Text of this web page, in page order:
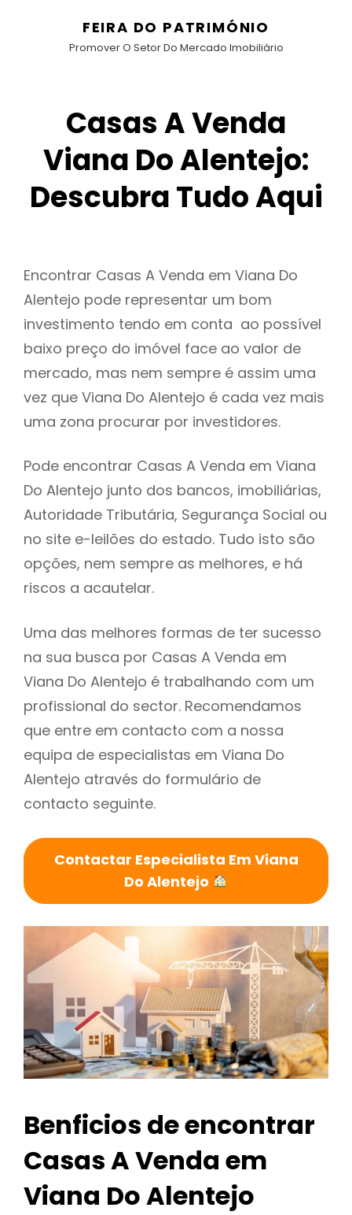
FEIRA DO PATRIMÓNIO
Promover O Setor Do Mercado Imobiliário
Casas A Venda
Viana Do Alentejo:
Descubra Tudo Aqui
Encontrar Casas A Venda em Viana Do
Alentejo pode representar um bom
investimento tendo em conta ao possível
baixo preço do imóvel face ao valor de
mercado, mas nem sempre é assim uma
vez que Viana Do Alentejo é cada vez mais
uma zona procurar por investidores.
Pode encontrar Casas A Venda em Viana
Do Alentejo junto dos bancos, imobiliárias,
Autoridade Tributária, Segurança Social ou
no site e-leilões do estado. Tudo isto são
opções, nem sempre as melhores, e há
riscos a acautelar.
Uma das melhores formas de ter sucesso
na sua busca por Casas A Venda em
Viana Do Alentejo é trabalhando com um
profissional do sector. Recomendamos
que entre em contacto com a nossa
equipa de especialistas em Viana Do
Alentejo através do formulário de
contacto seguinte.
Contactar Especialista Em Viana
Do Alentejo
Benficios de encontrar
Casas A Venda em
Viana Do Alentejo